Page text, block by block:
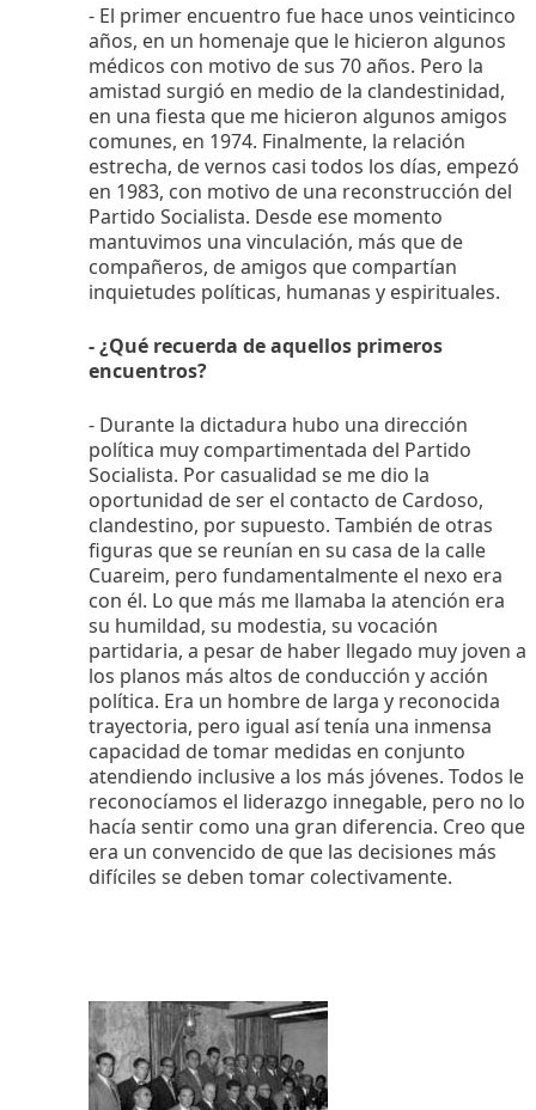
- El primer encuentro fue hace unos veinticinco
años, en un homenaje que le hicieron algunos
médicos con motivo de sus 70 años. Pero la
amistad surgió en medio de la clandestinidad,
en una fiesta que me hicieron algunos amigos
comunes, en 1974. Finalmente, la relación
estrecha, de vernos casi todos los días, empezó
en 1983, con motivo de una reconstrucción del
Partido Socialista. Desde ese momento
mantuvimos una vinculación, más que de
compañeros, de amigos que compartían
inquietudes políticas, humanas y espirituales.
- ¿Qué recuerda de aquellos primeros
encuentros?
- Durante la dictadura hubo una dirección
política muy compartimentada del Partido
Socialista. Por casualidad se me dio la
oportunidad de ser el contacto de Cardoso,
clandestino, por supuesto. También de otras
figuras que se reunían en su casa de la calle
Cuareim, pero fundamentalmente el nexo era
con él. Lo que más me llamaba la atención era
su humildad, su modestia, su vocación
partidaria, a pesar de haber llegado muy joven a
los planos más altos de conducción y acción
política. Era un hombre de larga y reconocida
trayectoria, pero igual así tenía una inmensa
capacidad de tomar medidas en conjunto
atendiendo inclusive a los más jóvenes. Todos le
reconocíamos el liderazgo innegable, pero no lo
hacía sentir como una gran diferencia. Creo que
era un convencido de que las decisiones más
difíciles se deben tomar colectivamente.